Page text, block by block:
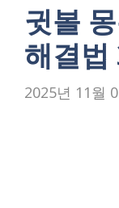
귓볼
해결법
2025년 11월